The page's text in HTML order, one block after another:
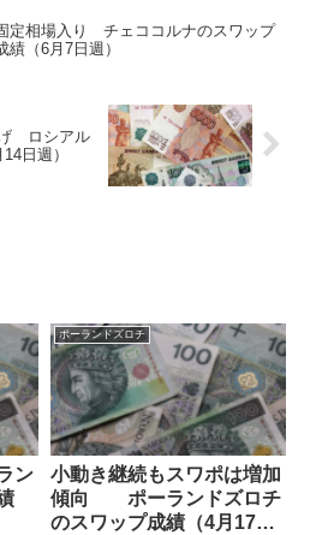
定相場入り チェココルナのスワップ
績（6月7日週）
げ ロシアル
日週）
ン
ポーランドズロチ
小動き継続もスワポは増加
傾向 ポーランドズロチ
のスワップ成績（4月17日